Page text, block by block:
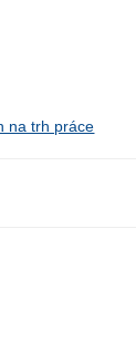
na trh práce